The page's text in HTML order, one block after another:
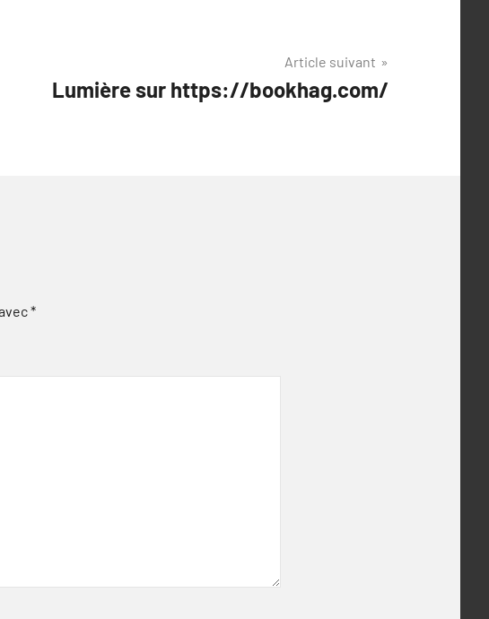
Article suivant
Lumière sur https://bookhag.com/
*